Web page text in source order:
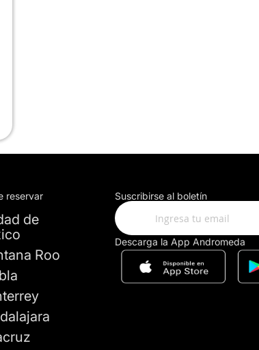
reservar
de
Roo
Suscribirse al boletín
Descarga la App Andromeda